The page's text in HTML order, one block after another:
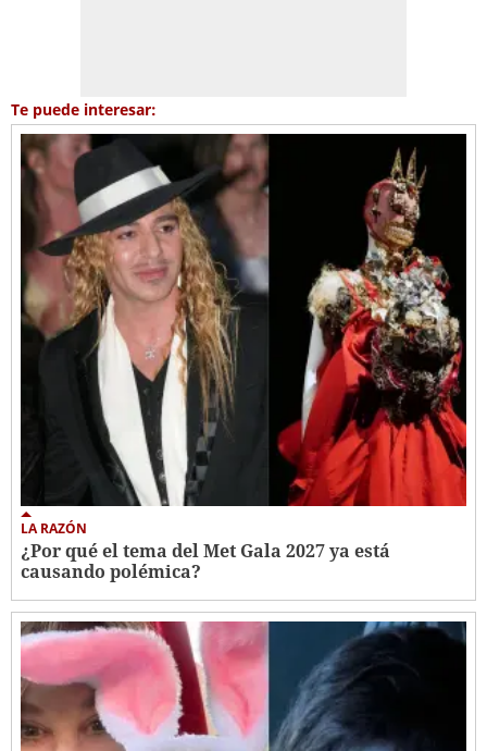
Te puede interesar:
LA RAZÓN
¿Por qué el tema del Met Gala 2027 ya está
causando polémica?